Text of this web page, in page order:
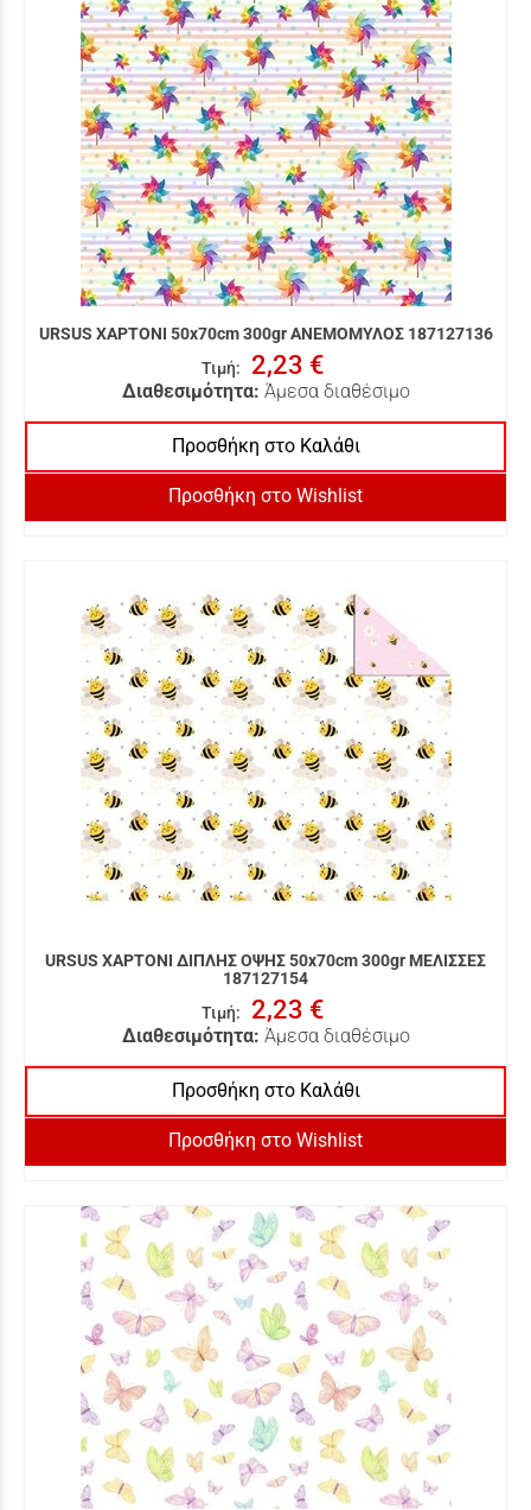
URSUS ΧΑΡΤΟΝΙ 50x70cm 300gr ΑΝΕΜΟΜΥΛΟΣ 187127136
Τιμή: 2,23 €
Διαθεσιμότητα: Άμεσα διαθέσιμο
Προσθήκη στο Καλάθι
Προσθήκη στο Wishlist
URSUS ΧΑΡΤΟΝΙ ΔΙΠΛΗΣ ΟΨΗΣ 50x70cm 300gr ΜΕΛΙΣΣΕΣ
187127154
Τιμή: 2,23 €
Διαθεσιμότητα: Άμεσα διαθέσιμο
Προσθήκη στο Καλάθι
Προσθήκη στο Wishlist